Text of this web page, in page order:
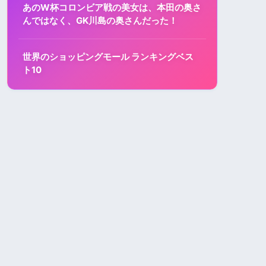
あのW杯コロンビア戦の美女は、本田の奥さ
んではなく、GK川島の奥さんだった！
世界のショッピングモール ランキングベス
ト10